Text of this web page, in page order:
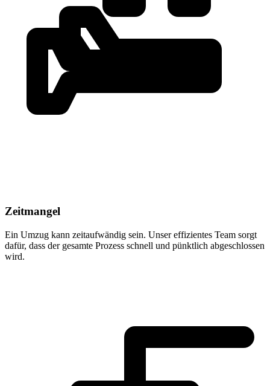
Zeitmangel
Ein Umzug kann zeitaufwändig sein. Unser effizientes Team sorgt
dafür, dass der gesamte Prozess schnell und pünktlich abgeschlossen
wird.